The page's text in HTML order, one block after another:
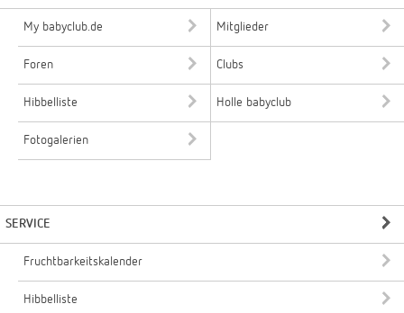
My babyclub.de Mitglieder
Foren Clubs
Hibbelliste Holle babyclub
Fotogalerien
SERVICE
Fruchtbarkeitskalender
Hibbelliste